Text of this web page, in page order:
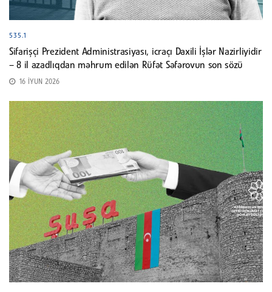
535.1
Sifarişçi Prezident Administrasiyası, icraçı Daxili İşlər Nazirliyidir
– 8 il azadlıqdan məhrum edilən Rüfət Səfərovun son sözü
16 İYUN 2026